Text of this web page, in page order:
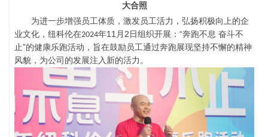
大合照
为进一步增强员工体质，激发员工活力，弘扬积极向上的企
业文化，纽科伦在2024年11 月2 日组织开展：“奔跑不息 奋斗不
止”的健康乐跑活动 ，旨在鼓励员工通过奔跑展现坚持不懈的精神
风貌，为公司的发展注入新的活力。